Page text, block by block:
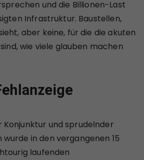
und die Billionen-Last
Infrastruktur. Baustellen,
aber keine, für die die akuten
wie viele glauben machen
und sprudelnder
in den vergangenen 15
laufenden